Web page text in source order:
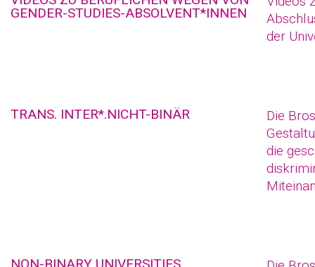
GENDER-STUDIES-ABSOLVENT*INNEN
der
TRANS. INTER*.NICHT-BINÄR
Die
die